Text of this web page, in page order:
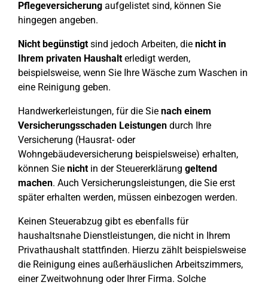
Pflegeversicherung aufgelistet sind, können Sie
hingegen angeben.
Nicht begünstigtsind jedoch Arbeiten, die nicht in
Ihrem privaten Haushalterledigt werden,
beispielsweise, wenn Sie Ihre Wäsche zum Waschen in
eine Reinigung geben.
Handwerkerleistungen, für die Sie nach einem
Versicherungsschaden Leistungen durch Ihre
Versicherung (Hausrat- oder
Wohngebäudeversicherung beispielsweise) erhalten,
können Sie nichtin der Steuererklärung geltend
machen. Auch Versicherungsleistungen, die Sie erst
später erhalten werden, müssen einbezogen werden.
Keinen Steuerabzug gibt es ebenfalls für
haushaltsnahe Dienstleistungen, die nicht in Ihrem
Privathaushalt stattfinden. Hierzu zählt beispielsweise
die Reinigung eines außerhäuslichen Arbeitszimmers,
einer Zweitwohnung oder Ihrer Firma. Solche